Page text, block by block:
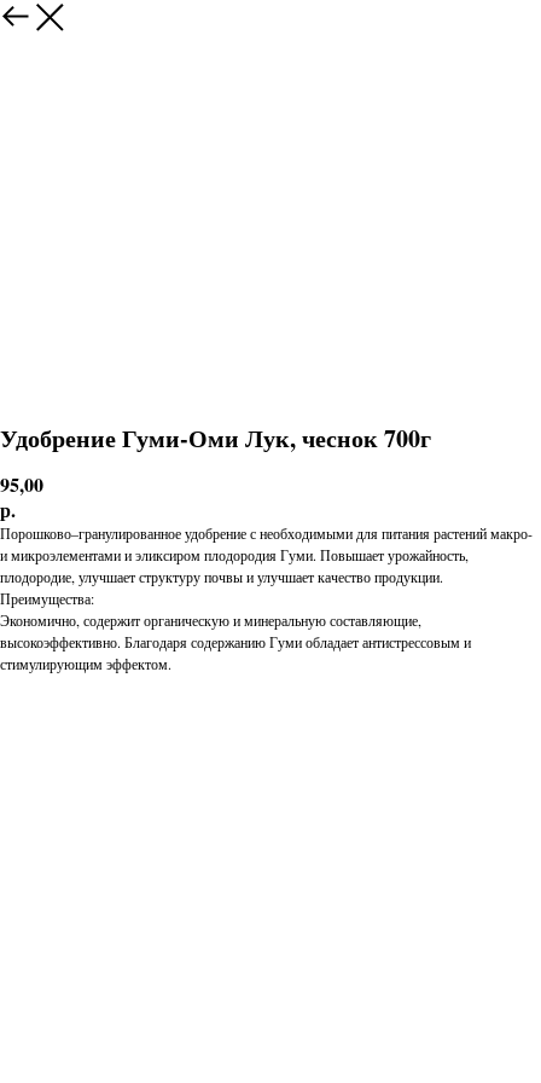
Удобрение Гуми-Оми Лук, чеснок 700г
95,00
р.
Порошково–гранулированное удобрение с необходимыми для питания растений макро-
и микроэлементами и эликсиром плодородия Гуми. Повышает урожайность,
плодородие, улучшает структуру почвы и улучшает качество продукции.
Преимущества:
Экономично, содержит органическую и минеральную составляющие,
высокоэффективно. Благодаря содержанию Гуми обладает антистрессовым и
стимулирующим эффектом.